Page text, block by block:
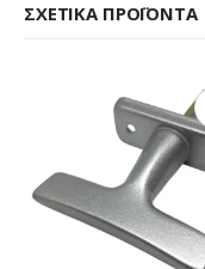
ΣΧΕΤΙΚΆ ΠΡΟΪΌΝΤΑ